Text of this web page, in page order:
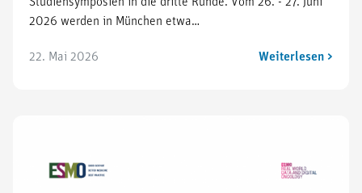
2026 werden in München etwa…
22. Mai 2026 Weiterlesen >